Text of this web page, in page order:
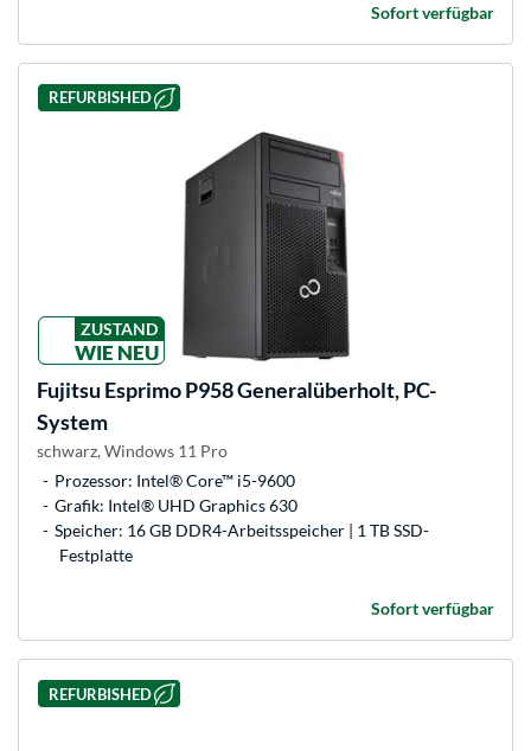
Sofort verfügbar
REFURBISHED
ZUSTAND
WIE NEU
Fujitsu Esprimo P958 Generalüberholt, PC-
System
schwarz, Windows 11 Pro
Prozessor: Intel® Core™ i5-9600
Grafik: Intel® UHD Graphics 630
Speicher: 16 GB DDR4-Arbeitsspeicher | 1 TB SSD-
Festplatte
Sofort verfügbar
REFURBISHED